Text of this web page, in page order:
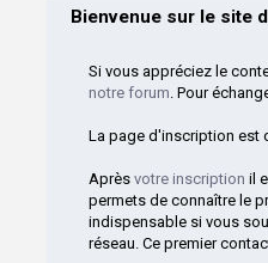
Bienvenue sur le site
Si vous appréciez le
notre forum . Pour
La page d'inscription est
Aprèsvotre inscription il
permets de connaître le
indispensable si vous
réseau. Ce premier